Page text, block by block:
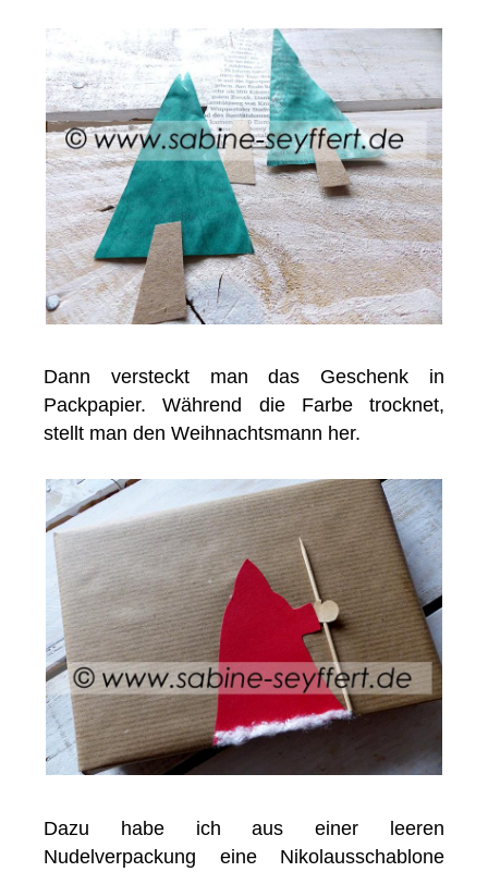
Dann versteckt man das Geschenk in
Packpapier. Während die Farbe trocknet,
stellt man den Weihnachtsmann her.
Dazu habe ich aus einer leeren
Nudelverpackung eine Nikolausschablone